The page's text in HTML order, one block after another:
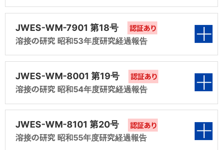
開発・改良が続けられてきたアーク溶接の特徴について概説する
とともに、溶接プロセス、溶接電源・機器および溶接材料・シール
建築鉄骨ロボット溶接 安全教育スライド
建築鉄骨ロボット溶接オペレータ資格を目指す方を対象に「建築鉄
す。
溶接･接合施工及び損傷例
第5編 「サブマージアーク溶接用ワイヤ」JIS規
格改正準備調査報告
第3編 フェライト測定法規格化調査
第4編 硬化肉盛用被覆アーク溶接棒の溶着金属
の硬さ測定法の検討
第5編 サブマージアーク溶接材料
第6編 高ニツケル合金用被覆アーク溶接棒JIS
原案
研究
第2編 サブマージアーク溶接材料規格の検討
案作成
第4編 サブマージアーク溶接部の水素測定法の
検討
す影響に関する研究
第2編 溶接材料の水分測定法
棒の検討
法」に関する研究
第2編 発生源におけるヒューム分析方法の確立
JWES-WM-7901 第18号 認証あり
溶接の研究 昭和53年度研究経過報告
JWES-WM-8001 第19号 認証あり
溶接の研究 昭和54年度研究経過報告
JWES-WM-8101 第20号 認証あり
溶接の研究 昭和55年度研究経過報告